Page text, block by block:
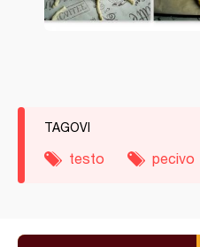
TAGOVI
testo pecivo